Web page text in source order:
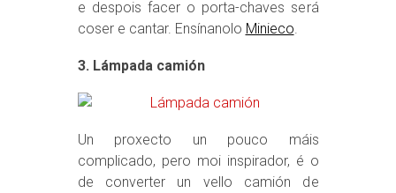
e despois facer o porta-chaves será
coser e cantar. Ensínanolo Minieco.
3. Lámpada camión
Un proxecto un pouco máis
complicado, pero moi inspirador, é o
de converter un vello camión de